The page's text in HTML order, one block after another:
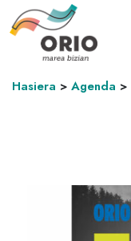
Hasiera > Agenda >